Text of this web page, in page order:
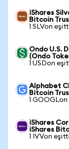
iShares
Bitcoin
1 SLVon
Ondo U.S.
(Ondo
1 USDon
Alphabet
Bitcoin
1
iShares
iShares
1 IVVon